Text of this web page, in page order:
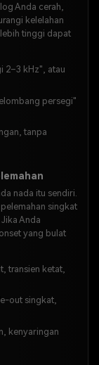
Anda cerah,
kelelahan
tinggi dapat
2–3 kHz", atau
persegi"
tanpa
nada itu sendiri.
singkat
Anda
yang bulat
transien ketat,
out singkat,
kenyaringan